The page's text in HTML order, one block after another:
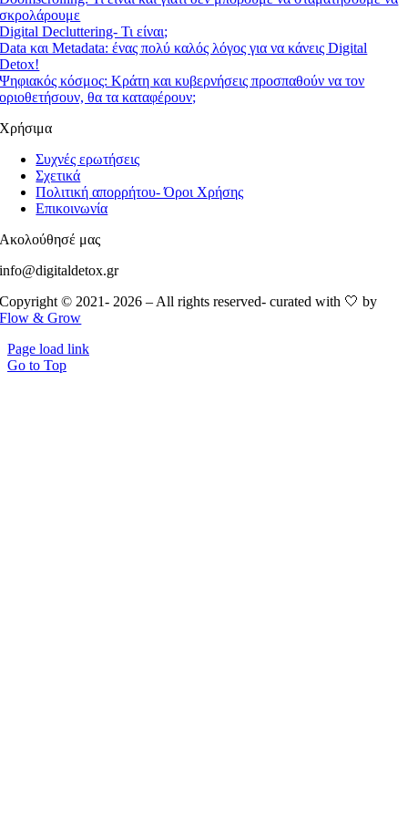
σκρολάρουμε
Digital Decluttering- Τι είναι;
Data και Metadata: ένας πολύ καλός λόγος για να κάνεις Digital
Detox!
Ψηφιακός κόσμος: Kράτη και κυβερνήσεις προσπαθούν να τον
οριοθετήσουν, θα τα καταφέρουν;
Χρήσιμα
Συχνές ερωτήσεις
Σχετικά
Πολιτική απορρήτου- Όροι Χρήσης
Επικοινωνία
Ακολούθησέ μας
info@digitaldetox.gr
Copyright © 2021- 2026 – All rights reserved- curated with 🤍 by
Flow & Grow
Page load link
Go to Top